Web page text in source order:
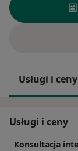
Usługi i ceny
Usługi i ceny
Konsultacja